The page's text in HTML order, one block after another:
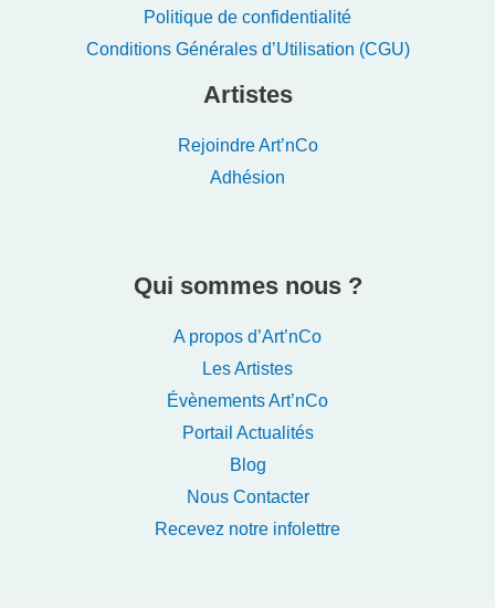
Politique de confidentialité
Conditions Générales d’Utilisation (CGU)
Artistes
Rejoindre Art’nCo
Adhésion
Qui sommes nous ?
A propos d’Art’nCo
Les Artistes
Évènements Art’nCo
Portail Actualités
Blog
Nous Contacter
Recevez notre infolettre